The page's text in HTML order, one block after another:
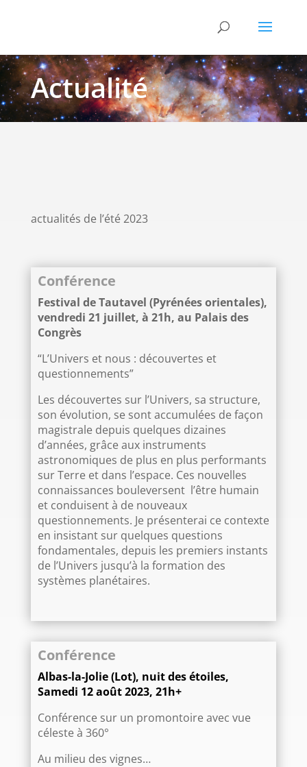
Actualité
actualités de l’été 2023
Conférence
Festival de Tautavel (Pyrénées orientales),
vendredi 21 juillet, à 21h, au Palais des
Congrès
“L’Univers et nous : découvertes et
questionnements”
Les découvertes sur l’Univers, sa structure,
son évolution, se sont accumulées de façon
magistrale depuis quelques dizaines
d’années, grâce aux instruments
astronomiques de plus en plus performants
sur Terre et dans l’espace. Ces nouvelles
connaissances bouleversent l’être humain
et conduisent à de nouveaux
questionnements. Je présenterai ce contexte
en insistant sur quelques questions
fondamentales, depuis les premiers instants
de l’Univers jusqu’à la formation des
systèmes planétaires.
Conférence
Albas-la-Jolie (Lot), nuit des étoiles,
Samedi 12 août 2023, 21h+
Conférence sur un promontoire avec vue
céleste à 360°
Au milieu des vignes…